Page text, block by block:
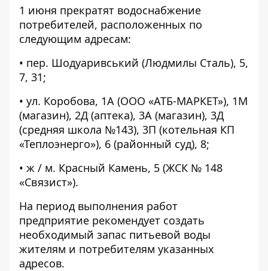
1 июня прекратят водоснабжение
потребителей, расположенных по
следующим адресам:
• пер. Шодуаривський (Людмилы Сталь), 5,
7, 31;
• ул. Коробова, 1А (ООО «АТБ-МАРКЕТ»), 1М
(магазин), 2Д (аптека), 3А (магазин), 3Д
(средняя школа №143), 3П (котельная КП
«Теплоэнерго»), 6 (районный суд), 8;
• ж / м. Красный Камень, 5 (ЖСК № 148
«Связист»).
На период выполнения работ
предприятие рекомендует создать
необходимый запас питьевой воды
жителям и потребителям указанных
адресов.